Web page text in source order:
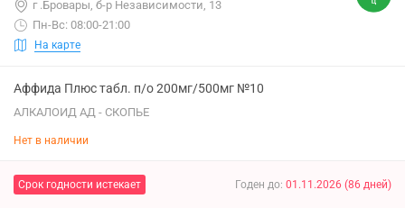
г .Бровары, б-р Независимости, 13
Пн-Вс: 08:00-21:00
На карте
Аффида Плюс табл. п/о 200мг/500мг №10
АЛКАЛОИД АД - СКОПЬЕ
Нет в наличии
Срок годности истекает Годен до: 01.11.2026 (86 дней)